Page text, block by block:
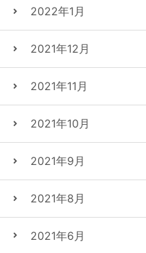
2022年1月
2021年12月
2021年11月
2021年10月
2021年9月
2021年8月
2021年6月